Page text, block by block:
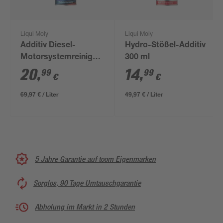
Liqui Moly
Additiv Diesel-
Motorsystemreiniger
300 ml
20,99 €
69,97 € / Liter
Liqui Moly
Hydro-Stößel-Additiv
300 ml
14,99 €
49,97 € / Liter
5 Jahre Garantie auf toom Eigenmarken
Sorglos, 90 Tage Umtauschgarantie
Abholung im Markt in 2 Stunden